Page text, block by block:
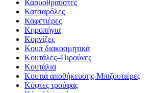
Καρυοθραύστες
Κατσαρόλες
Καφετιέρες
Κηροπήγια
Κορνίζες
Κουπ διακοσμητικά
Κουτάλες–Πιρούνες
Κουτάλια
Κουτιά αποθήκευσης-Μπιζουτιέρες
Κόφτες τρούφας